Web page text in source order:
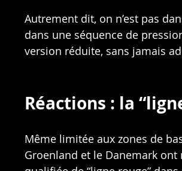
Autrement dit, on n’est pas
dans une séquence de
version réduite, sans jamais
Réactions : la
Même limitée aux zones de
Groenland et le Danemark ont